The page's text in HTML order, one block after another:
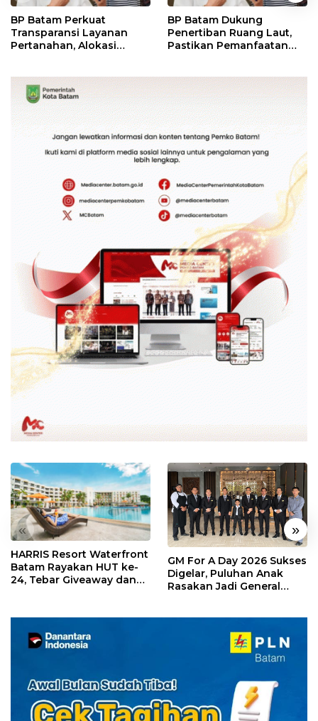
BP Batam Perkuat
Transparansi Layanan
Pertanahan, Alokasi
BP Batam Dukung
Penertiban Ruang Laut,
Pastikan Pemanfaatan
« »
HARRIS Resort Waterfront
Batam Rayakan HUT ke-
24, Tebar Giveaway dan
GM For A Day 2026 Sukses
Digelar, Puluhan Anak
Rasakan Jadi General